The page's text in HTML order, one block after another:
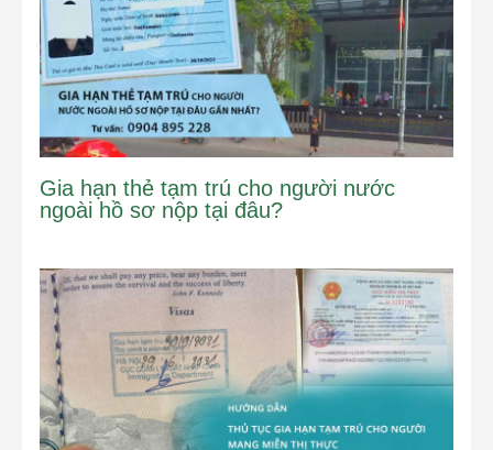
Gia hạn thẻ tạm trú cho người nước
ngoài hồ sơ nộp tại đâu?